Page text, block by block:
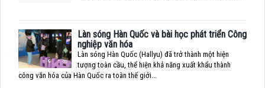
Làn sóng Hàn Quốc và bài học phát triển Công
nghiệp văn hóa
Làn sóng Hàn Quốc (Hallyu) đã trở thành một hiện
tượng toàn cầu, thể hiện khả năng xuất khẩu thành
công văn hóa của Hàn Quốc ra toàn thế giới...